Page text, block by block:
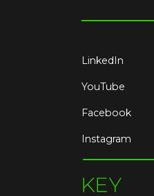
LinkedIn
YouTube
Facebook
Instagram